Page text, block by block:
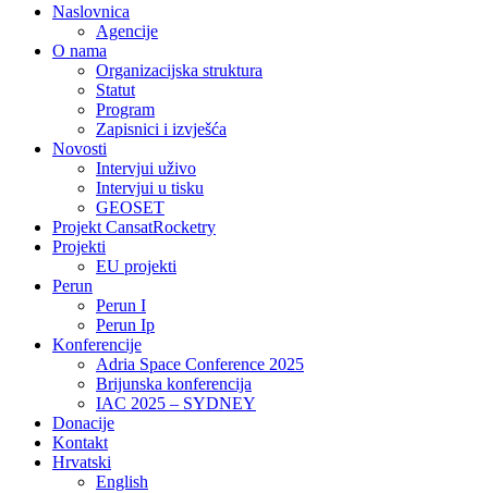
Naslovnica
Agencije
O nama
Organizacijska struktura
Statut
Program
Zapisnici i izvješća
Novosti
Intervjui uživo
Intervjui u tisku
GEOSET
Projekt CansatRocketry
Projekti
EU projekti
Perun
Perun I
Perun Ip
Konferencije
Adria Space Conference 2025
Brijunska konferencija
IAC 2025 – SYDNEY
Donacije
Kontakt
Hrvatski
English